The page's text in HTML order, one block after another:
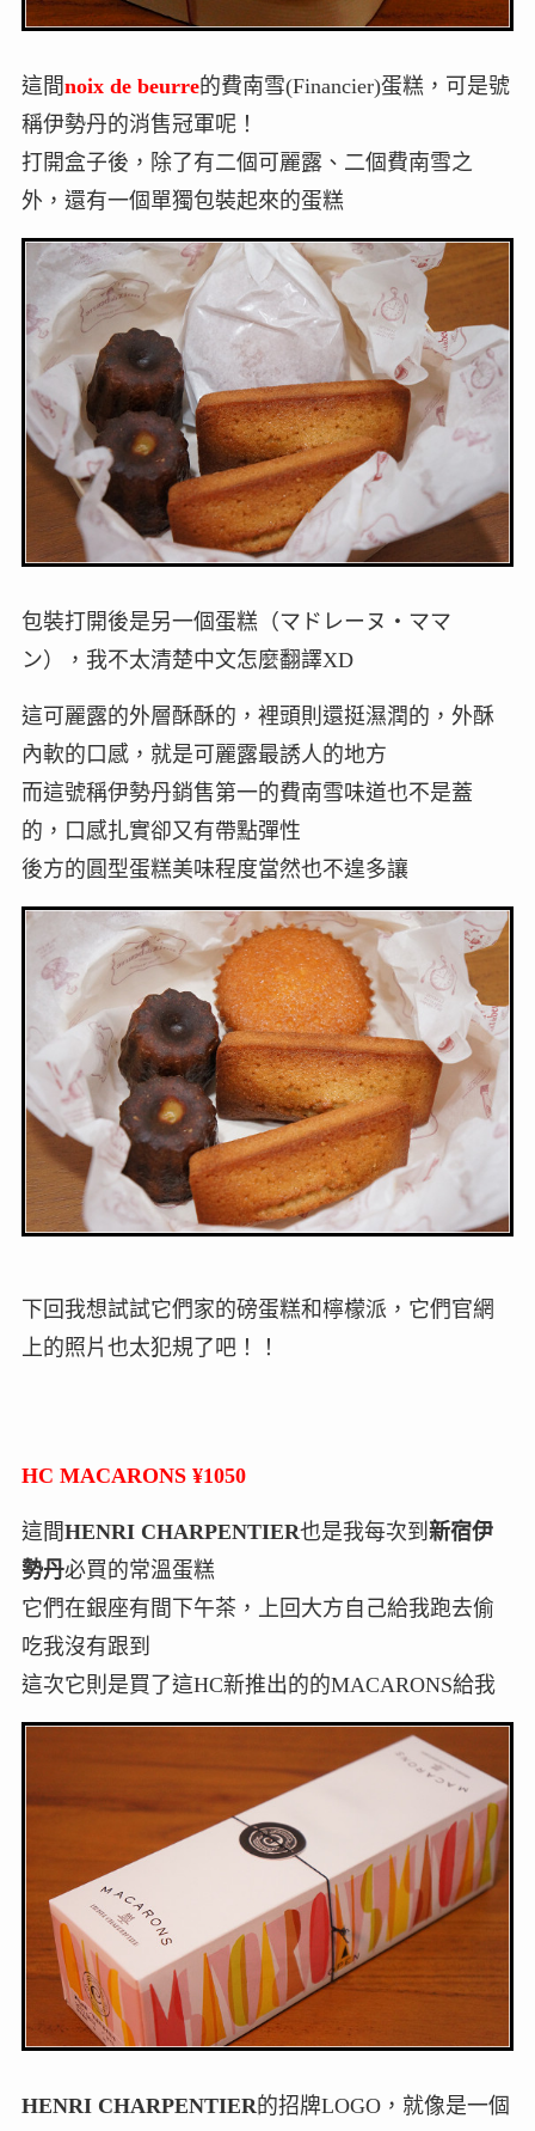
這間noix de beurre的費南雪(Financier)蛋糕，可是號
稱伊勢丹的消售冠軍呢！
打開盒子後，除了有二個可麗露、二個費南雪之
外，還有一個單獨包裝起來的蛋糕
包裝打開後是另一個蛋糕（マドレーヌ・ママ
ン），我不太清楚中文怎麼翻譯XD
這可麗露的外層酥酥的，裡頭則還挺濕潤的，外酥
內軟的口感，就是可麗露最誘人的地方
而這號稱伊勢丹銷售第一的費南雪味道也不是蓋
的，口感扎實卻又有帶點彈性
後方的圓型蛋糕美味程度當然也不遑多讓
下回我想試試它們家的磅蛋糕和檸檬派，它們官網
上的照片也太犯規了吧！！
HC MACARONS ¥1050
這間HENRI CHARPENTIER也是我每次到 新宿伊
勢丹必買的常溫蛋糕
它們在銀座有間下午茶，上回大方自己給我跑去偷
吃我沒有跟到
這次它則是買了這HC新推出的的MACARONS給我
HENRI CHARPENTIER的招牌LOGO，就像是一個